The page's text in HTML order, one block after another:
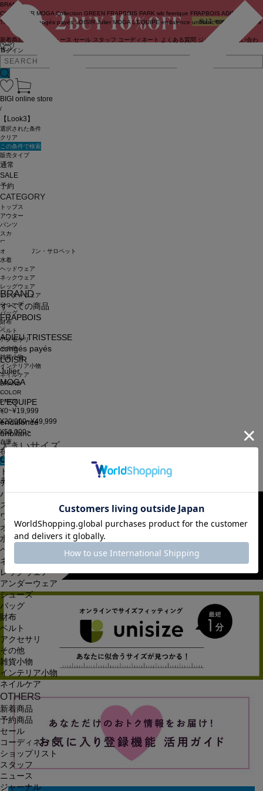
ログイン
BRAND
COUTURIER MOGA Collection GREEN FRAPBOIS PARK wb feerique FRAPBOIS ADIEU
TRISTESSE
congés payés LOISIR Julier MOGA L'EQUIPE endalence unbilanc BIGI online store
新着商品 ニュース セール スタッフ コーディネート よくある質問 ジャーナル
お問い合わ
せ
BRAND
すべての商品
FRAPBOIS
ADIEU TRISTESSE
congés payés
LOISIR
Julier
MOGA
L'EQUIPE
endalence
unbilanc
大きいサイズ
CATEGORY
トップス
アウター
パンツ
スカート
ワンピース
オールインワン・サロペット
水着
ヘッドウェア
ネックウェア
レッグウェア
アンダーウェア
シューズ
バッグ
財布
ベルト
アクセサリ
その他
雑貨小物
インテリア小物
ネイルケア
OTHERS
新着商品
予約商品
セール
コーディネート
ショップリスト
スタッフ
ニュース
ジャーナル
BIGI online store
/
【Look3】
選択された条件
クリア
この条件で検索
販売タイプ
通常
SALE
予約
CATEGORY
トップス
アウター
パンツ
スカート
ワンピース
オールインワン・サロペット
水着
ヘッドウェア
ネックウェア
レッグウェア
アンダーウェア
シューズ
バッグ
財布
ベルト
アクセサリ
その他
雑貨小物
インテリア小物
ネイルケア
BRAND
COLOR
PRICE
¥0~¥19,999
¥20,000~¥49,999
¥50,000~
在庫
在庫なしを含む
この条件で検索
申し訳ございません。お探しのキーワードに該当する商品はございませんでした。
あなたへのおすすめアイテム